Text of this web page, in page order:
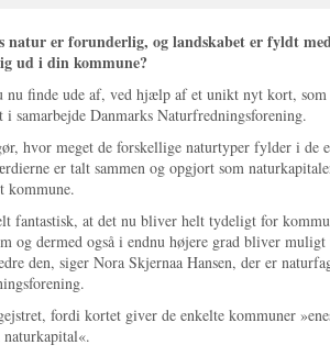
natur er forunderlig, og landskabet er fyldt
ud i din kommune?
nu finde ude af, ved hjælp af et unikt nyt kort, som
i samarbejde Danmarks Naturfredningsforening.
hvor meget de forskellige naturtyper fylder i de
er talt sammen og opgjort som
kommune.
fantastisk, at det nu bliver helt tydeligt for
og dermed også i endnu højere grad bliver
den, siger Nora Skjernaa Hansen, der er
fordi kortet giver de enkelte kommuner
naturkapital«.